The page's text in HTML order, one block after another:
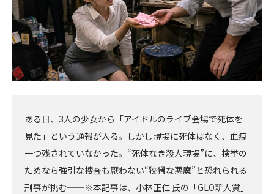
ある日、3人の少女から「アイドルのライブ会場で死体を
見た」という通報が入る。しかし現場に死体はなく、血痕
一つ残されていなかった。“死体なき殺人現場”に、検挙の
ためなら強引な捜査も厭わない“狡猾な悪魔”と恐れられる
刑事が挑む──※本記事は、小林正仁 氏の「GLO新人賞」